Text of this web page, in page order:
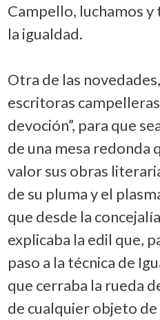
Campello, luchamos
la igualdad.
Otra de las
escritoras
devoción”, para que
de una mesa redonda
valor sus obras
de su pluma y el
que desde la
explicaba la edil que,
paso a la técnica de
que cerraba la rueda
de cualquier objeto